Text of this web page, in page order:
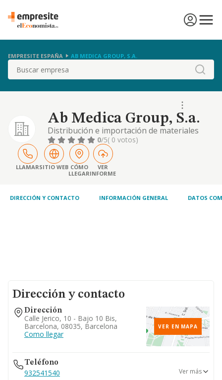
EMPRESITE ESPAÑA AB MEDICA GROUP, S.A.
Buscar
Ab Medica Group, S.a.
Distribución e importación de materiales
médicos, y fabricación y manipulación de
papel.
0/5( 0 votos)
LLAMARSITIO WEB CÓMO
LLEGAR
VER
INFORME
DIRECCIÓN Y CONTACTO INFORMACIÓN GENERAL DATOS
Dirección y contacto
Dirección
Calle Jerico, 10 - Bajo 10 Bis,
Barcelona, 08035, Barcelona
Como llegar
VER EN MAPA
Teléfono
932541540 Ver más